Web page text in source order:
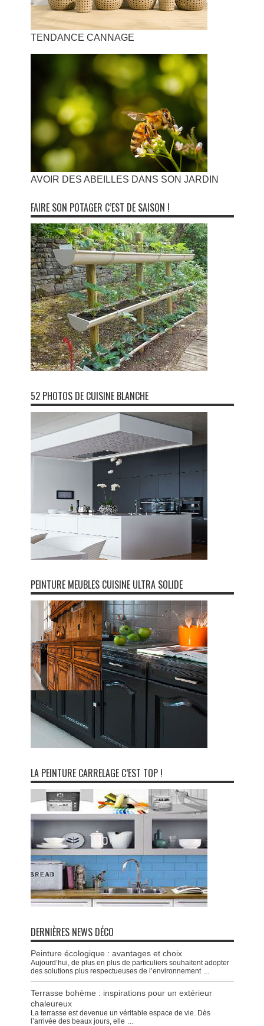
TENDANCE CANNAGE
AVOIR DES ABEILLES DANS SON JARDIN
FAIRE SON POTAGER C’EST DE SAISON !
52 PHOTOS DE CUISINE BLANCHE
PEINTURE MEUBLES CUISINE ULTRA SOLIDE
LA PEINTURE CARRELAGE C’EST TOP !
DERNIÈRES NEWS DÉCO
Peinture écologique : avantages et choix
Aujourd’hui, de plus en plus de particuliers souhaitent adopter
des solutions plus respectueuses de l’environnement ...
Terrasse bohème : inspirations pour un extérieur
chaleureux
La terrasse est devenue un véritable espace de vie. Dès
l’arrivée des beaux jours, elle ...